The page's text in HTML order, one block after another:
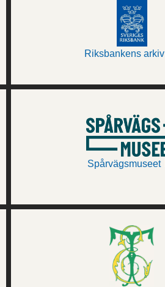
Riksbankens arkiv
Spårvägsmuseet